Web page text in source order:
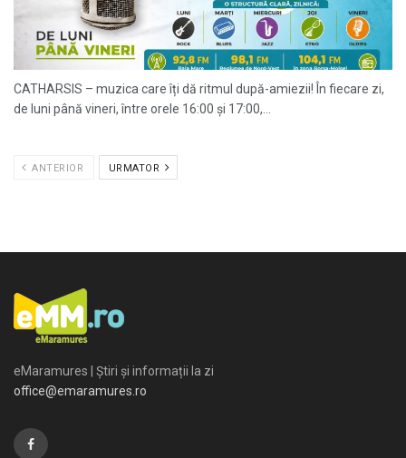
CATHARSIS – muzica care îți dă ritmul după-amiezii! În fiecare zi,
de luni până vineri, între orele 16:00 și 17:00,...
ANTERIOR URMATOR
eMaramures | Știri și informații la zi
office@emaramures.ro